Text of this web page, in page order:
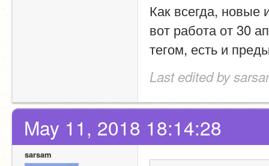
Как всегда, новые
вот работа от 30
тегом, есть и
Last edited by
May 11, 2018 18:14:28
sarsam